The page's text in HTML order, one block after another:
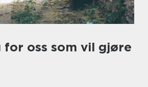
for oss som vil gjøre